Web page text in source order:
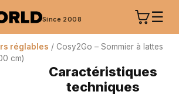
Since 2008 ☰
réglables / Cosy2Go – Sommier à lattes
cm)
Caractéristiques
techniques